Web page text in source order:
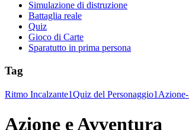
Simulazione di distruzione
Battaglia reale
Quiz
Gioco di Carte
Sparatutto in prima persona
Tag
Ritmo Incalzante1Quiz del Personaggio1
Azione e Avventura